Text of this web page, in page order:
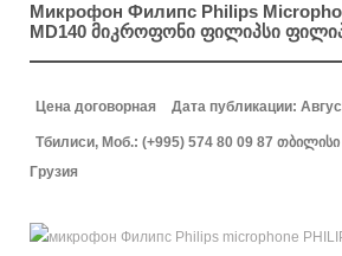
Микрофон Филипс Philips
MD140 Მიკროფონი Ფილიპსი
Цена договорная Дата публикации:
Тбилиси, Моб.: (+995) 574 80 09 87
Грузия